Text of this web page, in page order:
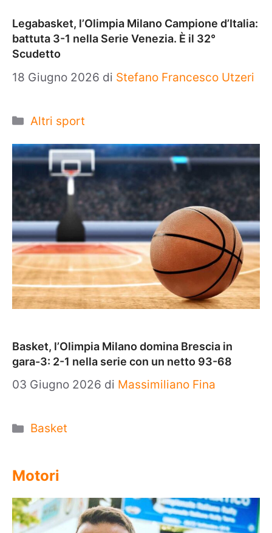
Legabasket, l’Olimpia Milano Campione d’Italia:
battuta 3-1 nella Serie Venezia. È il 32°
Scudetto
18 Giugno 2026 di Stefano Francesco Utzeri
Categorie
Altri sport
Basket, l’Olimpia Milano domina Brescia in
gara-3: 2-1 nella serie con un netto 93-68
03 Giugno 2026 di Massimiliano Fina
Categorie
Basket
Motori